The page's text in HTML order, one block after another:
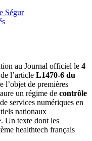
Ségur
au Journal officiel le 4
l’article L1470-6 du
l’objet de premières
un régime de contrôle
services numériques en
nationaux
Un texte dont les
healthtech français